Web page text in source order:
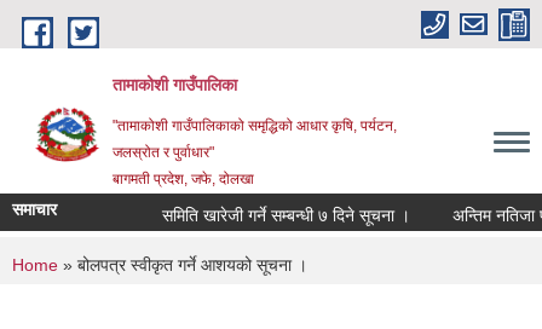
Skip to main content
तामाकोशी गाउँपालिका
"तामाकोशी गाउँपालिकाको समृद्धिको आधार कृषि, पर्यटन,
जलस्रोत र पुर्वाधार"
बागमती प्रदेश, जफे, दोलखा
समाचार समिति खारेजी गर्ने सम्बन्धी ७ दिने सूचना । अन्तिम नतिजा
You are here
Home » बोलपत्र स्वीकृत गर्ने आशयको सूचना ।